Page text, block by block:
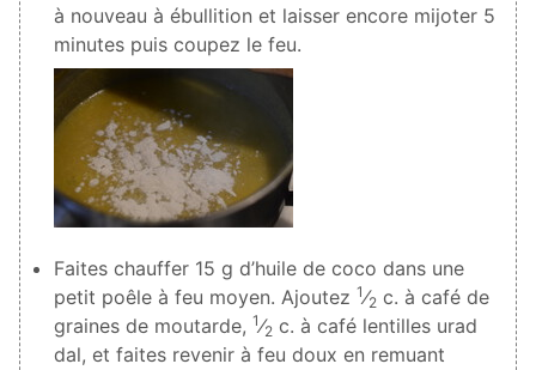
à nouveau à ébullition et laisser encore mijoter 5
minutes puis coupez le feu.
Faites chauffer 15 g d’huile de coco dans une
petit poêle à feu moyen. Ajoutez 1⁄2 c. à café de
graines de moutarde, 1⁄2 c. à café lentilles urad
dal, et faites revenir à feu doux en remuant